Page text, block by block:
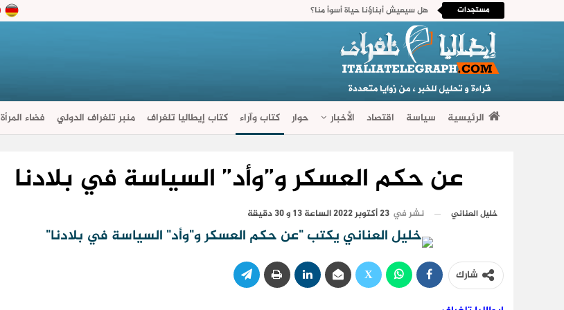
مستجدات هل سيعيش أبناؤنا حياة أسوأ منا؟
الرئيسية سياسة اقتصاد الأخبار حوار كتاب وآراء كتاب إيطاليا تلغراف منبر تلغراف الدولي فضاء المرأة
عن حكم العسكر و”وأد” السياسة في بلادنا
خليل العناني نشر في 23 أكتوبر 2022 الساعة 13 و 30 دقيقة
شارك